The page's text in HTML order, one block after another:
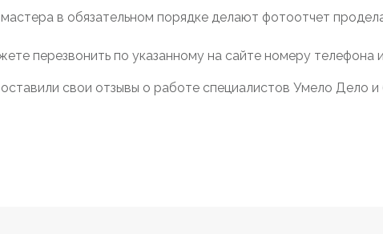
в обязательном порядке делают фотоотчет
перезвонить по указанному на сайте номеру телефона
свои отзывы о работе специалистов Умело Дело